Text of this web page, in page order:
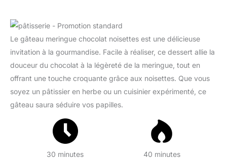
Le gâteau meringue chocolat noisettes est une délicieuse
invitation à la gourmandise. Facile à réaliser, ce dessert allie la
douceur du chocolat à la légèreté de la meringue, tout en
offrant une touche croquante grâce aux noisettes. Que vous
soyez un pâtissier en herbe ou un cuisinier expérimenté, ce
gâteau saura séduire vos papilles.
30 minutes 40 minutes